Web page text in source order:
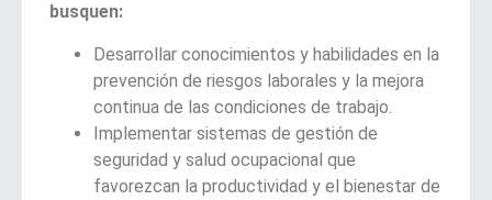
busquen:
Desarrollar conocimientos y habilidades en la
prevención de riesgos laborales y la mejora
continua de las condiciones de trabajo.
Implementar sistemas de gestión de
seguridad y salud ocupacional que
favorezcan la productividad y el bienestar de